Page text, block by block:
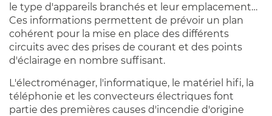
le type d'appareils branchés et leur emplacement…
Ces informations permettent de prévoir un plan
cohérent pour la mise en place des différents
circuits avec des prises de courant et des points
d'éclairage en nombre suffisant.
L'électroménager, l'informatique, le matériel hifi, la
téléphonie et les convecteurs électriques font
partie des premières causes d'incendie d'origine